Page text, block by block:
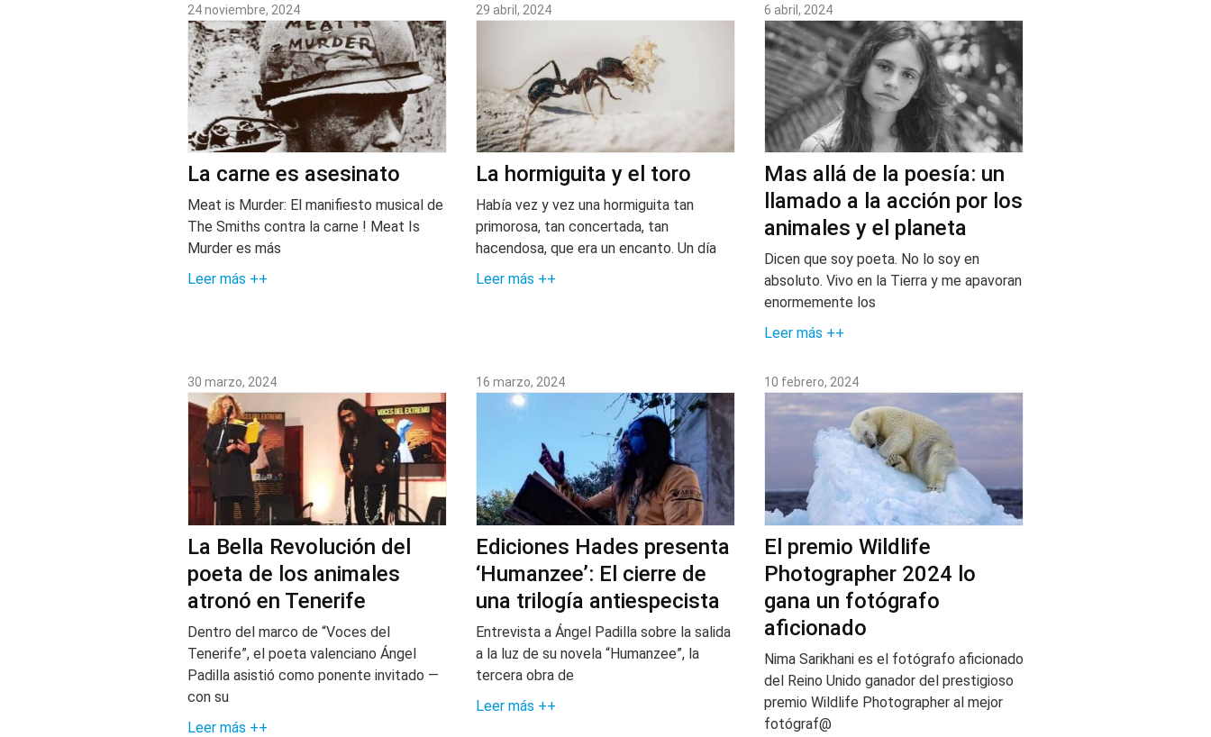
24 noviembre, 2024
La carne es asesinato
Meat is Murder: El manifiesto musical de
The Smiths contra la carne ! Meat Is
Murder es más
Leer más ++
29 abril, 2024
La hormiguita y el toro
Había vez y vez una hormiguita tan
primorosa, tan concertada, tan
hacendosa, que era un encanto. Un día
Leer más ++
6 abril, 2024
Mas allá de la poesía: un
llamado a la acción por los
animales y el planeta
Dicen que soy poeta. No lo soy en
absoluto. Vivo en la Tierra y me apavoran
enormemente los
Leer más ++
30 marzo, 2024
La Bella Revolución del
poeta de los animales
atronó en Tenerife
Dentro del marco de “Voces del
Tenerife”, el poeta valenciano Ángel
Padilla asistió como ponente invitado —
con su
Leer más ++
16 marzo, 2024
Ediciones Hades presenta
‘Humanzee’: El cierre de
una trilogía antiespecista
Entrevista a Ángel Padilla sobre la salida
a la luz de su novela “Humanzee”, la
tercera obra de
Leer más ++
10 febrero, 2024
El premio Wildlife
Photographer 2024 lo
gana un fotógrafo
aficionado
Nima Sarikhani es el fotógrafo aficionado
del Reino Unido ganador del prestigioso
premio Wildlife Photographer al mejor
fotógraf@